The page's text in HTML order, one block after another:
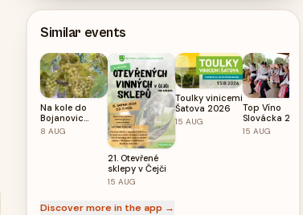
Similar events
Na kole do
Bojanovic
aneb otevřené
8 AUG
21. Otevřené
sklepy v Čejči
15 AUG
Toulky vinicemi
Šatova 2026
15 AUG
Top Víno
Slovácka 2026
15 AUG
Discover more in the app →